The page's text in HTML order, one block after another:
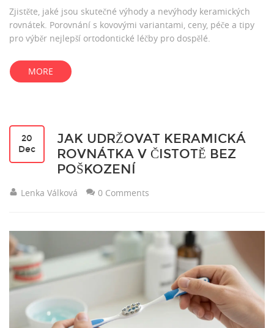
Zjistěte, jaké jsou skutečné výhody a nevýhody keramických
rovnátek. Porovnání s kovovými variantami, ceny, péče a tipy
pro výběr nejlepší ortodontické léčby pro dospělé.
MORE
20
Dec
JAK UDRŽOVAT KERAMICKÁ
ROVNÁTKA V ČISTOTĚ BEZ
POŠKOZENÍ
Lenka Válková 0 Comments